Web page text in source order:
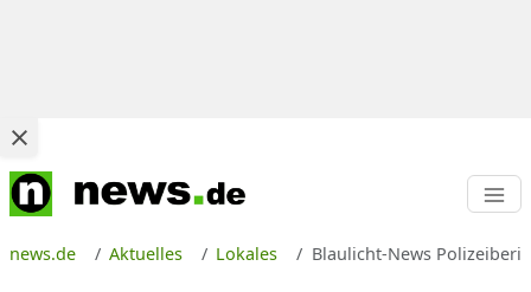
news.de Aktuelles Lokales Blaulicht-News